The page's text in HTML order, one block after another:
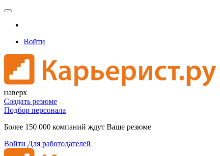
Войти
наверх
Создать резюме
Подбор персонала
Более 150 000 компаний ждут Ваше резюме
Войти Для работодателей